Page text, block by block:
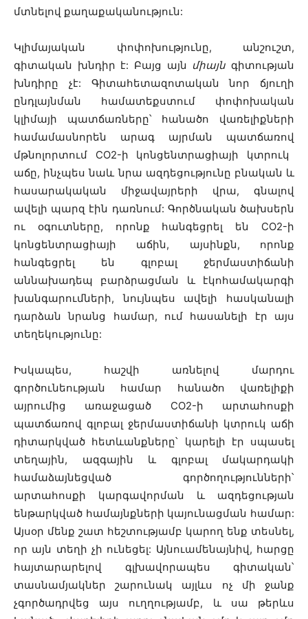
մտնելով քաղաքականություն:
Կլիմայական փոփոխությունը, անշուշտ,
գիտական խնդիր է: Բայց այն միայնգիտության
խնդիրը չէ: Գիտահետազոտական նոր ճյուղի
ընդլայնման համատեքստում փոփոխական
կլիմայի պատճառները՝ հանածո վառելիքների
համամասնորեն արագ այրման պատճառով
մթնոլորտում CO2-ի կոնցենտրացիայի կտրուկ
աճը, ինչպես նաև նրա ազդեցությունը բնական և
հասարակական միջավայրերի վրա, գնալով
ավելի պարզ էին դառնում: Գործնական ծախսերն
ու օգուտները, որոնք հանգեցրել են CO2-ի
կոնցենտրացիայի աճին, այսինքն, որոնք
հանգեցրել են գլոբալ ջերմաստիճանի
աննախադեպ բարձրացման և էկոհամակարգի
խանգարումների, նույնպես ավելի հասկանալի
դարձան նրանց համար, ում հասանելի էր այս
տեղեկությունը:
Իսկապես, հաշվի առնելով մարդու
գործունեության համար հանածո վառելիքի
այրումից առաջացած CO2-ի արտահոսքի
պատճառով գլոբալ ջերմաստիճանի կտրուկ աճի
դիտարկված հետևանքները՝ կարելի էր սպասել
տեղային, ազգային և գլոբալ մակարդակի
համաձայնեցված գործողությունների՝
արտահոսքի կարգավորման և ազդեցության
ենթարկված համայնքների կայունացման համար:
Այսօր մենք շատ հեշտությամբ կարող ենք տեսնել,
որ այն տեղի չի ունեցել: Այնուամենայնիվ, հարցը
հայտարարելով գլխավորապես գիտական՝
տասնամյակներ շարունակ այլևս ոչ մի ջանք
չգործադրվեց այս ուղղությամբ, և սա թերևս